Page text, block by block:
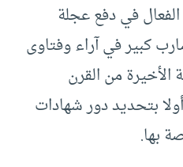
في دفع عجلة
كبير في آراء وفتاوى
الأخيرة من القرن
بتحديد دور شهادات
بها.